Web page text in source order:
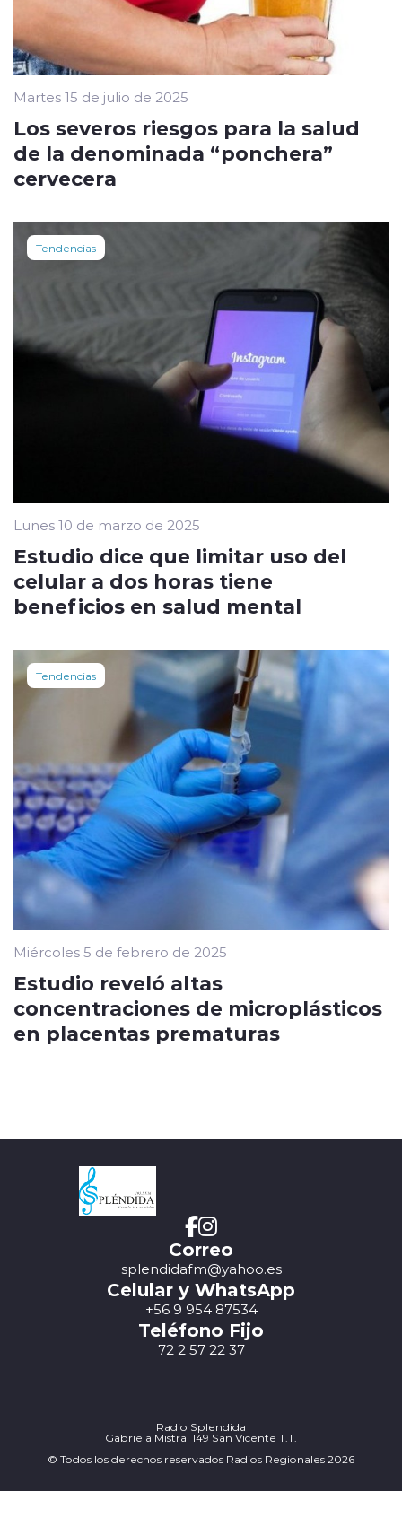
Martes 15 de julio de 2025
Los severos riesgos para la salud
de la denominada “ponchera”
cervecera
Tendencias
Lunes 10 de marzo de 2025
Estudio dice que limitar uso del
celular a dos horas tiene
beneficios en salud mental
Tendencias
Miércoles 5 de febrero de 2025
Estudio reveló altas
concentraciones de microplásticos
en placentas prematuras
Correo
splendidafm@yahoo.es
Celular y WhatsApp
+56 9 954 87534
Teléfono Fijo
72 2 57 22 37
Radio Splendida
Gabriela Mistral 149 San Vicente T.T.
© Todos los derechos reservados Radios Regionales 2026